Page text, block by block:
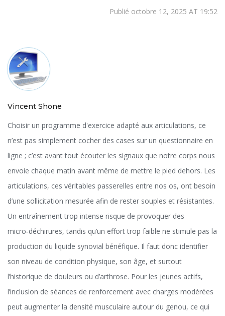
Publié octobre 12, 2025 AT 19:52
Vincent Shone
Choisir un programme d'exercice adapté aux articulations, ce
n’est pas simplement cocher des cases sur un questionnaire en
ligne ; c’est avant tout écouter les signaux que notre corps nous
envoie chaque matin avant même de mettre le pied dehors. Les
articulations, ces véritables passerelles entre nos os, ont besoin
d’une sollicitation mesurée afin de rester souples et résistantes.
Un entraînement trop intense risque de provoquer des
micro‑déchirures, tandis qu’un effort trop faible ne stimule pas la
production du liquide synovial bénéfique. Il faut donc identifier
son niveau de condition physique, son âge, et surtout
l’historique de douleurs ou d’arthrose. Pour les jeunes actifs,
l’inclusion de séances de renforcement avec charges modérées
peut augmenter la densité musculaire autour du genou, ce qui